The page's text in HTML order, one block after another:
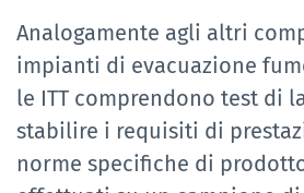
Analogamente agli altri
impianti di evacuazione
le ITT comprendono test di
stabilire i requisiti di
norme specifiche di